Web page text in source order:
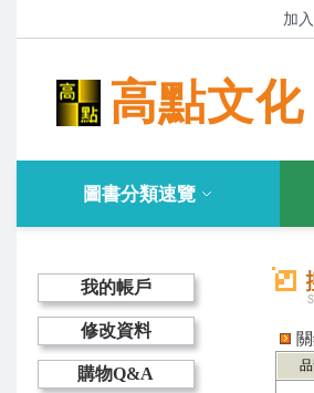
加
高點文化
圖書分類速覽
我的帳戶
修改資料
購物Q&A